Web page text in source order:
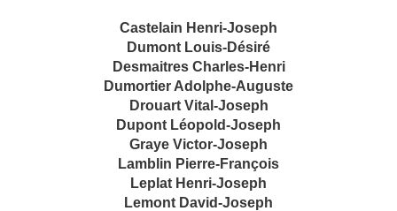
Castelain Henri-Joseph
Dumont Louis-Désiré
Desmaitres Charles-Henri
Dumortier Adolphe-Auguste
Drouart Vital-Joseph
Dupont Léopold-Joseph
Graye Victor-Joseph
Lamblin Pierre-François
Leplat Henri-Joseph
Lemont David-Joseph